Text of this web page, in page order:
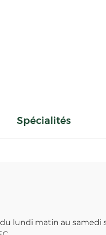
Spécialités
lundi matin au